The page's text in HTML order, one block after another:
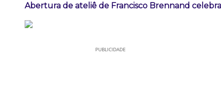
Abertura de ateliê de Francisco Brennand
PUBLICIDADE